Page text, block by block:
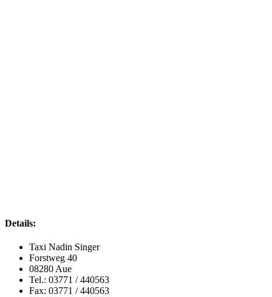
Details:
Taxi Nadin Singer
Forstweg 40
08280 Aue
Tel.: 03771 / 440563
Fax: 03771 / 440563